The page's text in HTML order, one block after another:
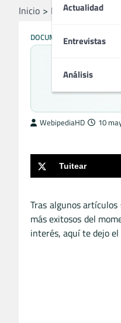
Actualidad
Entrevistas
Análisis
Inicio Música
DOCUMENTALES PERSONAS
WebipediaHD 10
Tuitear
Tras algunos
más exitosos del
interés, aquí te dejo